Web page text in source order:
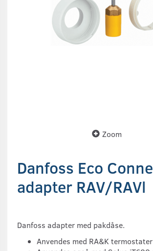
Zoom
Danfoss Eco
adapter RAV/RAVl
Danfoss adapter med pakdåse.
Anvendes med RA&K termostater